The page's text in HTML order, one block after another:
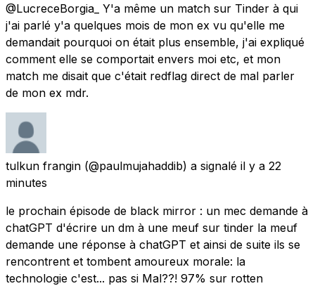
@LucreceBorgia_ Y'a même un match sur Tinder à qui
j'ai parlé y'a quelques mois de mon ex vu qu'elle me
demandait pourquoi on était plus ensemble, j'ai expliqué
comment elle se comportait envers moi etc, et mon
match me disait que c'était redflag direct de mal parler
de mon ex mdr.
tulkun frangin (@paulmujahaddib) a signalé il y a 22
minutes
le prochain épisode de black mirror : un mec demande à
chatGPT d'écrire un dm à une meuf sur tinder la meuf
demande une réponse à chatGPT et ainsi de suite ils se
rencontrent et tombent amoureux morale: la
technologie c'est... pas si Mal??! 97% sur rotten